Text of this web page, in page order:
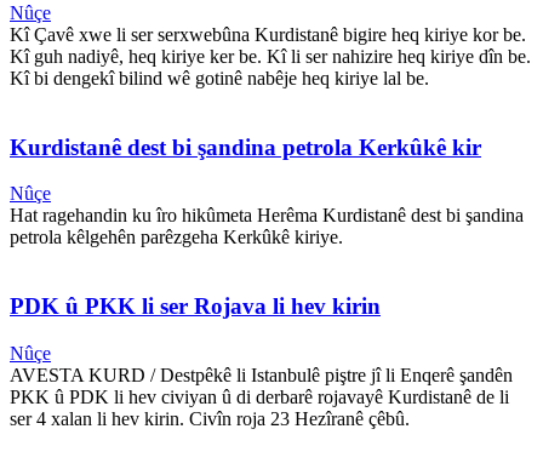
Nûçe
Kî Çavê xwe li ser serxwebûna Kurdistanê bigire heq kiriye kor be.
Kî guh nadiyê, heq kiriye ker be. Kî li ser nahizire heq kiriye dîn be.
Kî bi dengekî bilind wê gotinê nabêje heq kiriye lal be.
Kurdistanê dest bi şandina petrola Kerkûkê kir
Nûçe
Hat ragehandin ku îro hikûmeta Herêma Kurdistanê dest bi şandina
petrola kêlgehên parêzgeha Kerkûkê kiriye.
PDK û PKK li ser Rojava li hev kirin
Nûçe
AVESTA KURD / Destpêkê li Istanbulê piştre jî li Enqerê şandên
PKK û PDK li hev civiyan û di derbarê rojavayê Kurdistanê de li
ser 4 xalan li hev kirin. Civîn roja 23 Hezîranê çêbû.